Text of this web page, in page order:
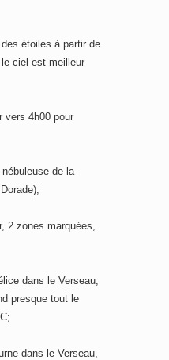
étoiles à partir de
ciel est meilleur
vers 4h00 pour
de la
2 zones marquées,
dans le Verseau,
presque tout le
dans le Verseau,